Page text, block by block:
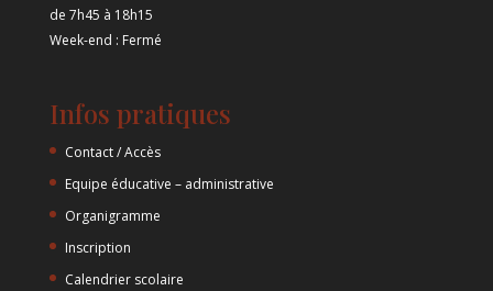
de 7h45 à 18h15
Week-end : Fermé
Infos pratiques
Contact / Accès
Equipe éducative – administrative
Organigramme
Inscription
Calendrier scolaire